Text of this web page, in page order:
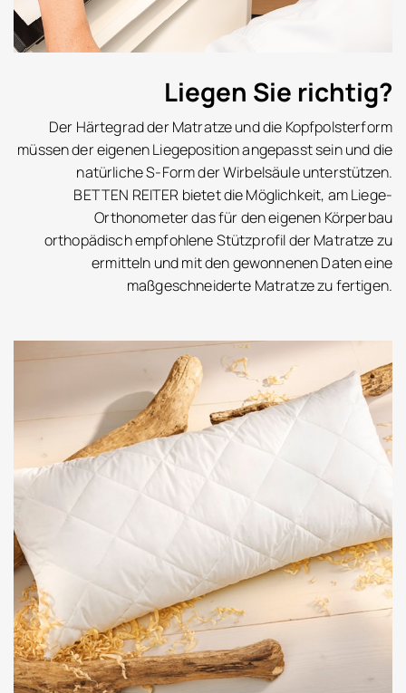
Liegen Sie richtig?
Der Härtegrad der Matratze und die Kopfpolsterform
müssen der eigenen Liegeposition angepasst sein und die
natürliche S-Form der Wirbelsäule unterstützen.
BETTEN REITER bietet die Möglichkeit, am Liege-
Orthonometer das für den eigenen Körperbau
orthopädisch empfohlene Stützprofil der Matratze zu
ermitteln und mit den gewonnenen Daten eine
maßgeschneiderte Matratze zu fertigen.